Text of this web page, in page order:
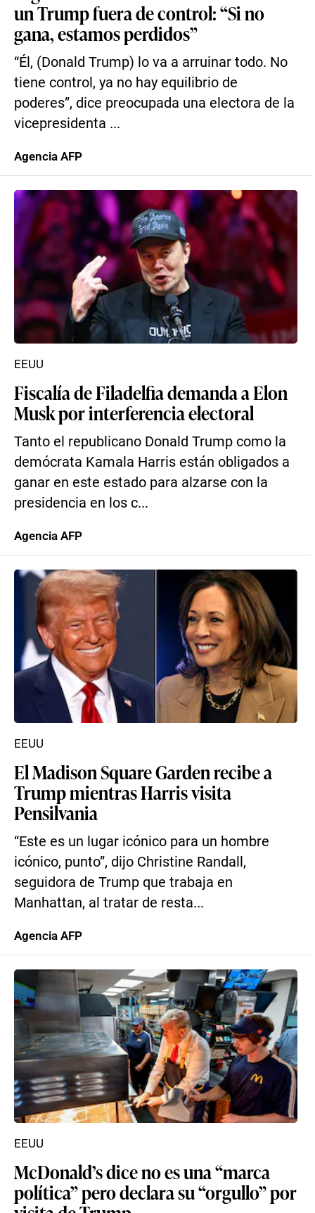
un Trump fuera de control: “Si no
gana, estamos perdidos”
“Él, (Donald Trump) lo va a arruinar todo. No
tiene control, ya no hay equilibrio de
poderes”, dice preocupada una electora de la
vicepresidenta ...
Agencia AFP
Fiscalía de Filadelfia demanda a Elon
Musk por interferencia electoral
Tanto el republicano Donald Trump como la
demócrata Kamala Harris están obligados a
ganar en este estado para alzarse con la
presidencia en los c...
EEUU
Agencia AFP
El Madison Square Garden recibe a
Trump mientras Harris visita
Pensilvania
“Este es un lugar icónico para un hombre
icónico, punto”, dijo Christine Randall,
seguidora de Trump que trabaja en
Manhattan, al tratar de resta...
EEUU
Agencia AFP
McDonald’s dice no es una “marca
política” pero declara su “orgullo” por
EEUU